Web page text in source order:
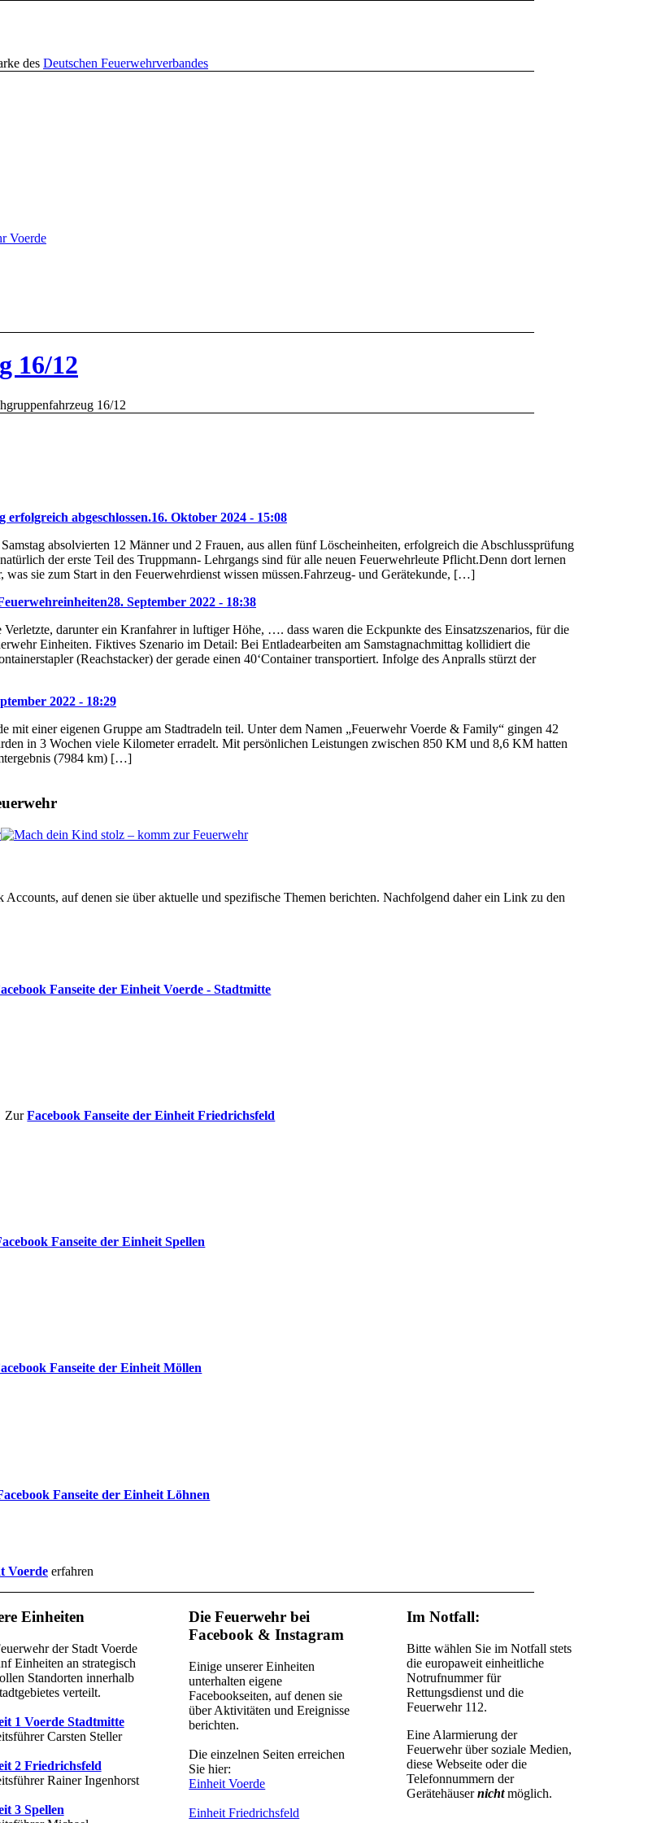
des Deutschen Feuerwehrverbandes
Voerde
16/12
16/12
abgeschlossen.16. Oktober 2024 - 15:08
absolvierten 12 Männer und 2 Frauen, aus allen fünf Löscheinheiten, erfolgreich die Abschlussprüfung
der erste Teil des Truppmann- Lehrgangs sind für alle neuen Feuerwehrleute Pflicht.Denn dort lernen
was sie zum Start in den Feuerwehrdienst wissen müssen.Fahrzeug- und Gerätekunde, […]
28. September 2022 - 18:38
darunter ein Kranfahrer in luftiger Höhe, …. dass waren die Eckpunkte des Einsatzszenarios, für die
Einheiten. Fiktives Szenario im Detail: Bei Entladearbeiten am Samstagnachmittag kollidiert die
(Reachstacker) der gerade einen 40‘Container transportiert. Infolge des Anpralls stürzt der
2022 - 18:29
mit einer eigenen Gruppe am Stadtradeln teil. Unter dem Namen „Feuerwehr Voerde & Family“ gingen 42
in 3 Wochen viele Kilometer erradelt. Mit persönlichen Leistungen zwischen 850 KM und 8,6 KM hatten
(7984 km) […]
Accounts, auf denen sie über aktuelle und spezifische Themen berichten. Nachfolgend daher ein Link zu den
Fanseite der Einheit Voerde - Stadtmitte
ZurFacebook Fanseite der Einheit Friedrichsfeld
Fanseite der Einheit Spellen
Fanseite der Einheit Möllen
Fanseite der Einheit Löhnen
Voerde erfahren
Einheiten
der Stadt Voerde
Einheiten an strategisch
Standorten innerhalb
verteilt.
1 Voerde Stadtmitte
Carsten Steller
2 Friedrichsfeld
Rainer Ingenhorst
3 Spellen
Die Feuerwehr bei
Facebook & Instagram
Einige unserer Einheiten
unterhalten eigene
Facebookseiten, auf denen sie
über Aktivitäten und Ereignisse
berichten.
Die einzelnen Seiten erreichen
Sie hier:
Einheit Voerde
Einheit Friedrichsfeld
Im Notfall:
Bitte wählen Sie im Notfall stets
die europaweit einheitliche
Notrufnummer für
Rettungsdienst und die
Feuerwehr 112.
Eine Alarmierung der
Feuerwehr über soziale Medien,
diese Webseite oder die
Telefonnummern der
Gerätehäusernichtmöglich.